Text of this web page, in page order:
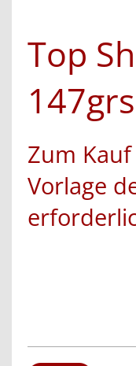
Top
Zum
Vorlage